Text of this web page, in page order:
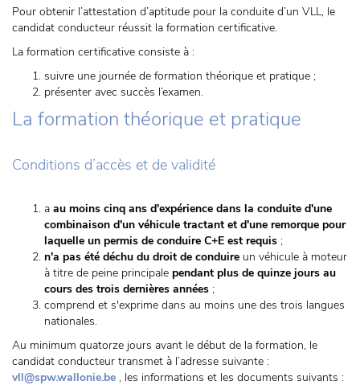
Pour obtenir l’attestation d’aptitude pour la conduite d’un VLL, le
candidat conducteur réussit la formation certificative.
La formation certificative consiste à :
suivre une journée de formation théorique et pratique ;
présenter avec succès l’examen.
La formation théorique et pratique
Conditions d’accès et de validité
a au moins cinq ans d'expérience dans la conduite d'une
combinaison d'un véhicule tractant et d'une remorque pour
laquelle un permis de conduire C+E est requis ;
n'a pas été déchu du droit de conduire un véhicule à moteur
à titre de peine principale pendant plus de quinze jours au
cours des trois dernières années ;
comprend et s'exprime dans au moins une des trois langues
nationales.
Au minimum quatorze jours avant le début de la formation, le
candidat conducteur transmet à l’adresse suivante :
vll@spw.wallonie.be , les informations et les documents suivants :